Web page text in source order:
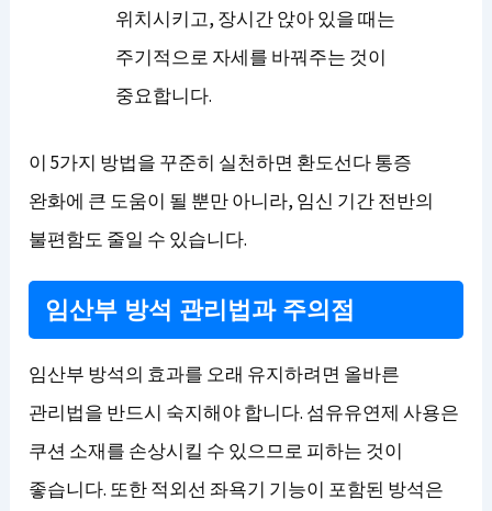
위치시키고, 장시간 앉아 있을 때는
주기적으로 자세를 바꿔주는 것이
중요합니다.
이 5가지 방법을 꾸준히 실천하면 환도선다 통증
완화에 큰 도움이 될 뿐만 아니라, 임신 기간 전반의
불편함도 줄일 수 있습니다.
임산부 방석 관리법과 주의점
임산부 방석의 효과를 오래 유지하려면 올바른
관리법을 반드시 숙지해야 합니다. 섬유유연제 사용은
쿠션 소재를 손상시킬 수 있으므로 피하는 것이
좋습니다. 또한 적외선 좌욕기 기능이 포함된 방석은